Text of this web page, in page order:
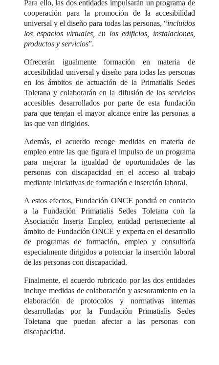
Para ello, las dos entidades impulsarán un programa de
cooperación para la promoción de la accesibilidad
universal y el diseño para todas las personas, “incluidos
los espacios virtuales, en los edificios, instalaciones,
productos y servicios”.
Ofrecerán igualmente formación en materia de
accesibilidad universal y diseño para todas las personas
en los ámbitos de actuación de la Primatialis Sedes
Toletana y colaborarán en la difusión de los servicios
accesibles desarrollados por parte de esta fundación
para que tengan el mayor alcance entre las personas a
las que van dirigidos.
Además, el acuerdo recoge medidas en materia de
empleo entre las que figura el impulso de un programa
para mejorar la igualdad de oportunidades de las
personas con discapacidad en el acceso al trabajo
mediante iniciativas de formación e inserción laboral.
A estos efectos, Fundación ONCE pondrá en contacto
a la Fundación Primatialis Sedes Toletana con la
Asociación Inserta Empleo, entidad perteneciente al
ámbito de Fundación ONCE y experta en el desarrollo
de programas de formación, empleo y consultoría
especialmente dirigidos a potenciar la inserción laboral
de las personas con discapacidad.
Finalmente, el acuerdo rubricado por las dos entidades
incluye medidas de colaboración y asesoramiento en la
elaboración de protocolos y normativas internas
desarrolladas por la Fundación Primatialis Sedes
Toletana que puedan afectar a las personas con
discapacidad.